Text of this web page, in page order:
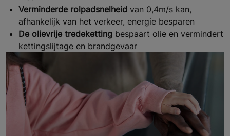
Verminderde rolpadsnelheid van 0,4m/s kan,
afhankelijk van het verkeer, energie besparen
De olievrije tredeketting bespaart olie en vermindert
kettingslijtage en brandgevaar